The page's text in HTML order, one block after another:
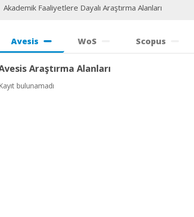
Akademik Faaliyetlere Dayalı Araştırma Alanları
Avesis WoS Scopus
Araştırma Alanları
bulunamadı